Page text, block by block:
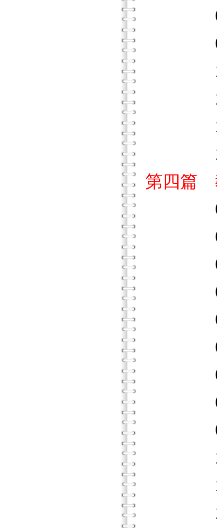
08．
09．
10．
11．
12．
13．
第四篇
01．
02．
03．
04．
05．
06．
07．
08．
09．
10．
11．
12．